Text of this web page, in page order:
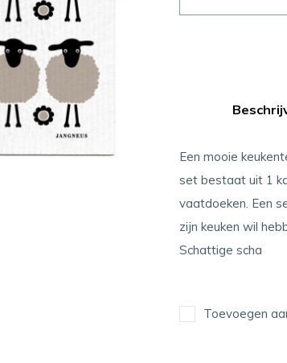
Een mooie
set bestaat uit 1
vaatdoeken. Een
zijn keuken wil
Schattige scha
Toevoegen